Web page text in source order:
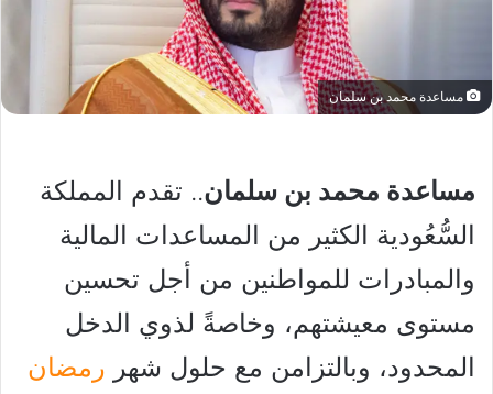
مساعدة محمد بن سلمان
مساعدة محمد بن سلمان.. تقدم المملكة
السُّعُودية الكثير من المساعدات المالية
والمبادرات للمواطنين من أجل تحسين
مستوى معيشتهم، وخاصةً لذوي الدخل
المحدود، وبالتزامن مع حلول شهر رمضان